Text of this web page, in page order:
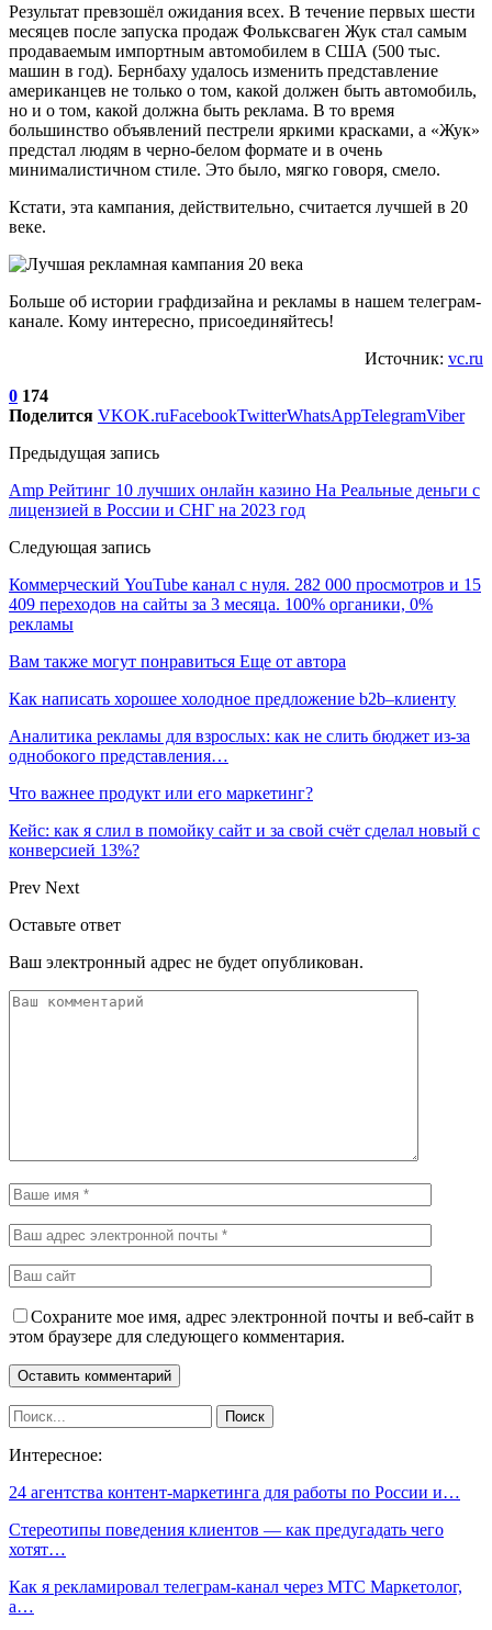
Результат превзошёл ожидания всех. В течение первых шести
месяцев после запуска продаж Фольксваген Жук стал самым
продаваемым импортным автомобилем в США (500 тыс.
машин в год). Бернбаху удалось изменить представление
американцев не только о том, какой должен быть автомобиль,
но и о том, какой должна быть реклама. В то время
большинство объявлений пестрели яркими красками, а «Жук»
предстал людям в черно-белом формате и в очень
минималистичном стиле. Это было, мягко говоря, смело.
Кстати, эта кампания, действительно, считается лучшей в 20
веке.
Больше об истории графдизайна и рекламы в нашем телеграм-
канале. Кому интересно, присоединяйтесь!
Источник: vc.ru
0 174
Поделится VKOK.ruFacebookTwitterWhatsAppTelegramViber
Предыдущая запись
Amp Рейтинг 10 лучших онлайн казино На Реальные деньги с
лицензией в России и СНГ на 2023 год
Следующая запись
Коммерческий YouTube канал с нуля. 282 000 просмотров и 15
409 переходов на сайты за 3 месяца. 100% органики, 0%
рекламы
Вам также могут понравиться Еще от автора
Как написать хорошее холодное предложение b2b–клиенту
Аналитика рекламы для взрослых: как не слить бюджет из-за
однобокого представления…
Что важнее продукт или его маркетинг?
Кейс: как я слил в помойку сайт и за свой счёт сделал новый с
конверсией 13%?
Prev Next
Оставьте ответ
Ваш электронный адрес не будет опубликован.
Сохраните мое имя, адрес электронной почты и веб-сайт в
этом браузере для следующего комментария.
Интересное:
24 агентства контент-маркетинга для работы по России и…
Стереотипы поведения клиентов — как предугадать чего
хотят…
Как я рекламировал телеграм-канал через МТС Маркетолог,
а…